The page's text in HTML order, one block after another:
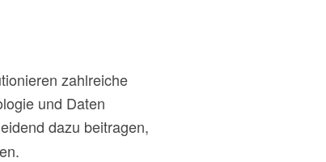
zahlreiche
und Daten
dazu beitragen,